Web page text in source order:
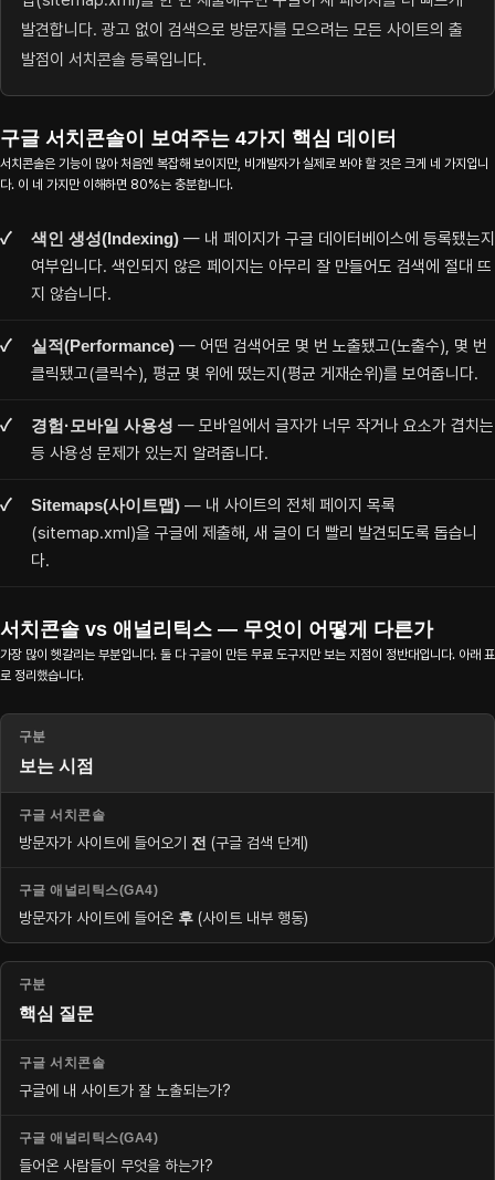
발견합니다. 광고 없이 검색으로 방문자를 모으려는 모든 사이트의 출
발점이 서치콘솔 등록입니다.
구글 서치콘솔이 보여주는 4가지 핵심 데이터
서치콘솔은 기능이 많아 처음엔 복잡해 보이지만, 비개발자가 실제로 봐야 할 것은 크게 네 가지입니
다. 이 네 가지만 이해하면 80%는 충분합니다.
색인 생성(Indexing) — 내 페이지가 구글 데이터베이스에 등록됐는지
여부입니다. 색인되지 않은 페이지는 아무리 잘 만들어도 검색에 절대 뜨
지 않습니다.
실적(Performance) — 어떤 검색어로 몇 번 노출됐고(노출수), 몇 번
클릭됐고(클릭수), 평균 몇 위에 떴는지(평균 게재순위)를 보여줍니다.
경험·모바일 사용성 — 모바일에서 글자가 너무 작거나 요소가 겹치는
등 사용성 문제가 있는지 알려줍니다.
Sitemaps(사이트맵) — 내 사이트의 전체 페이지 목록
(sitemap.xml)을 구글에 제출해, 새 글이 더 빨리 발견되도록 돕습니
다.
서치콘솔 vs 애널리틱스 — 무엇이 어떻게 다른가
가장 많이 헷갈리는 부분입니다. 둘 다 구글이 만든 무료 도구지만 보는 지점이 정반대입니다. 아래 표
로 정리했습니다.
보는 시점
방문자가 사이트에 들어오기 전 (구글 검색 단계)
방문자가 사이트에 들어온 후 (사이트 내부 행동)
핵심 질문
구글에 내 사이트가 잘 노출되는가?
들어온 사람들이 무엇을 하는가?